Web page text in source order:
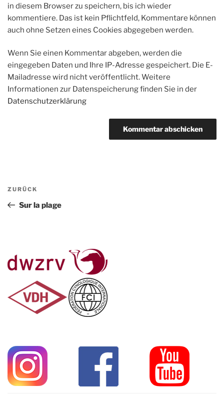
in diesem Browser zu speichern, bis ich wieder
kommentiere. Das ist kein Pflichtfeld, Kommentare können
auch ohne Setzen eines Cookies abgegeben werden.
Wenn Sie einen Kommentar abgeben, werden die
eingegeben Daten und Ihre IP-Adresse gespeichert. Die E-
Mailadresse wird nicht veröffentlicht. Weitere
Informationen zur Datenspeicherung finden Sie in der
Datenschutzerklärung
Beitragsnavigation
Vorheriger
Beitrag
ZURÜCK
Sur la plage